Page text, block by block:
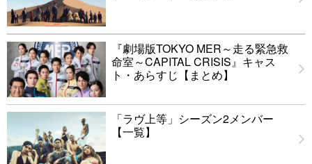
『劇場版TOKYO MER～走る緊急救
命室～CAPITAL CRISIS』キャス
ト・あらすじ【まとめ】
「ラヴ上等」シーズン2メンバー
【一覧】